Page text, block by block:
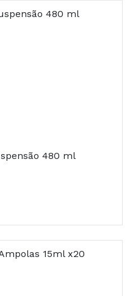
480 ml